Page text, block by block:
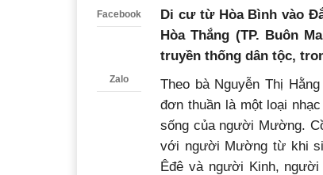
Facebook
Zalo
Di cư từ Hòa Bình vào
Hòa Thắng (TP. Buôn
truyền thống dân tộc,
Theo bà Nguyễn Thị
đơn thuần là một loại
sống của người Mường.
với người Mường từ khi
Êđê và người Kinh,